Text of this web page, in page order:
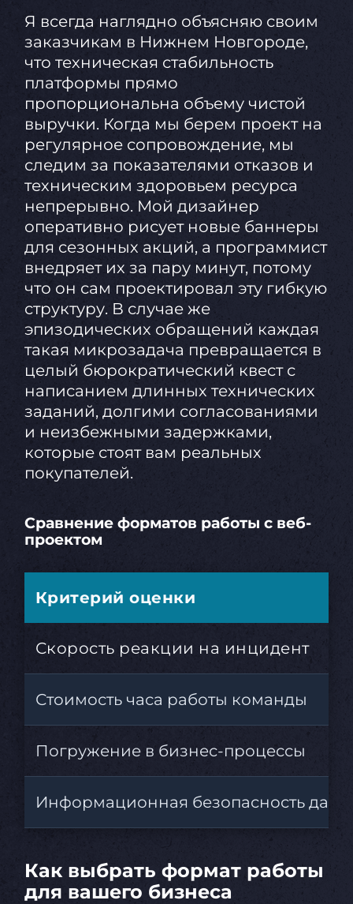
Я всегда наглядно объясняю своим
заказчикам в Нижнем Новгороде,
что техническая стабильность
платформы прямо
пропорциональна объему чистой
выручки. Когда мы берем проект на
регулярное сопровождение, мы
следим за показателями отказов и
техническим здоровьем ресурса
непрерывно. Мой дизайнер
оперативно рисует новые баннеры
для сезонных акций, а программист
внедряет их за пару минут, потому
что он сам проектировал эту гибкую
структуру. В случае же
эпизодических обращений каждая
такая микрозадача превращается в
целый бюрократический квест с
написанием длинных технических
заданий, долгими согласованиями
и неизбежными задержками,
которые стоят вам реальных
покупателей.
Сравнение форматов работы с веб-
проектом
Критерий оценки
Скорость реакции на инцидент
Стоимость часа работы команды
Погружение в бизнес-процессы
Информационная безопасность
Как выбрать формат работы
для вашего бизнеса